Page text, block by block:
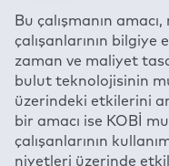
Bu çalışmanın
çalışanlarının
zaman ve maliyet
bulut teknolojisinin
üzerindeki etkilerini
bir amacı ise KOBİ
çalışanlarının
niyetleri üzerinde